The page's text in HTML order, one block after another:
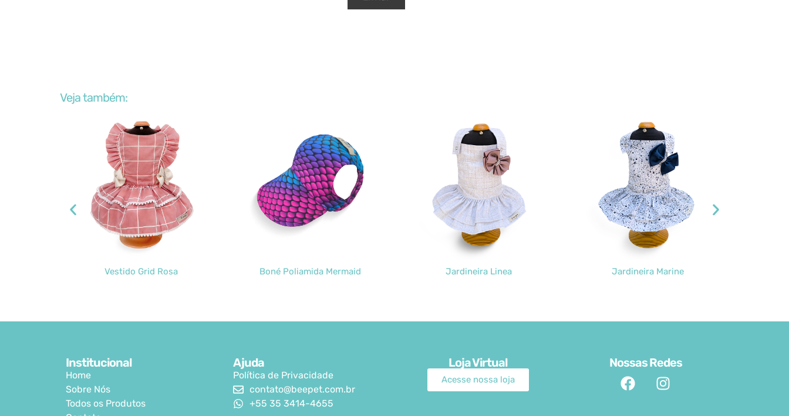
Veja também:
Vestido Grid Rosa Boné Poliamida Mermaid Jardineira Linea Jardineira Marine
Institucional
Home
Sobre Nós
Todos os Produtos
Ajuda
Política de Privacidade
contato@beepet.com.br
+55 35 3414-4655
Loja Virtual
Acesse nossa loja
Nossas Redes